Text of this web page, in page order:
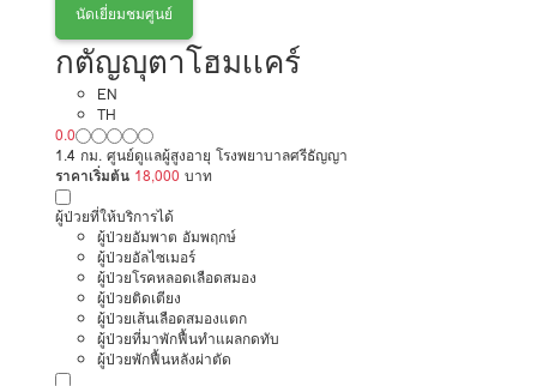
นัดเยี่ยมชมศูนย์
กตัญญุตาโฮมเเคร์
EN
TH
0.0
1.4 กม. ศูนย์ดูแลผู้สูงอายุ โรงพยาบาลศรีธัญญา
ราคาเริ่มต้น 18,000 บาท
ผู้ป่วยที่ให้บริการได้
ผู้ป่วยอัมพาต อัมพฤกษ์
ผู้ป่วยอัลไซเมอร์
ผู้ป่วยโรคหลอดเลือดสมอง
ผู้ป่วยติดเตียง
ผู้ป่วยเส้นเลือดสมองแตก
ผู้ป่วยที่มาพักฟื้นทำแผลกดทับ
ผู้ป่วยพักฟื้นหลังผ่าตัด